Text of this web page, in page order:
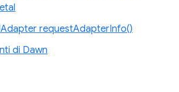
requestAdapterInfo()
di Dawn